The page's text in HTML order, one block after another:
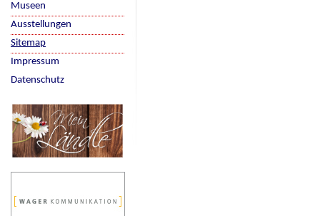
Museen
Ausstellungen
Sitemap
Impressum
Datenschutz